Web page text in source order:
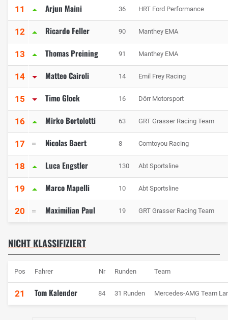
11 Arjun Maini 36 HRT Ford Performance
12 Ricardo Feller 90 Manthey EMA
13 Thomas Preining 91 Manthey EMA
14 Matteo Cairoli 14 Emil Frey Racing
15 Timo Glock 16 Dörr Motorsport
16 Mirko Bortolotti 63 GRT Grasser Racing Team
17 Nicolas Baert 8 Comtoyou Racing
18 Luca Engstler 130 Abt Sportsline
19 Marco Mapelli 10 Abt Sportsline
20 Maximilian Paul 19 GRT Grasser Racing Team
NICHT KLASSIFIZIERT
Pos Fahrer Nr Runden Team
21 Tom Kalender 84 31 Runden Mercedes-AMG Team